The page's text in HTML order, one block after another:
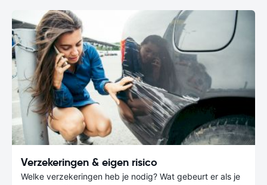
Verzekeringen & eigen risico
Welke verzekeringen heb je nodig? Wat gebeurt er als je